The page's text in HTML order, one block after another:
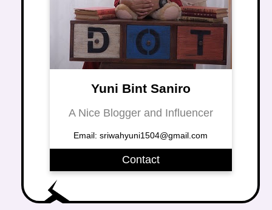
Yuni Bint Saniro
A Nice Blogger and Influencer
Email: sriwahyuni1504@gmail.com
Contact